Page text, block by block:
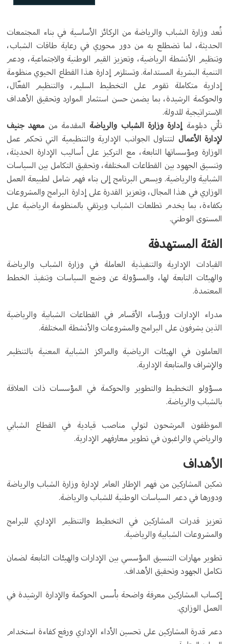
تُعد وزارة الشباب والرياضة من الركائز الأساسية في بناء المجتمعات
الحديثة، لما تضطلع به من دور محوري في رعاية طاقات الشباب،
وتنظيم الأنشطة الرياضية، وتعزيز القيم الوطنية والاجتماعية، ودعم
التنمية البشرية المستدامة. وتستلزم إدارة هذا القطاع الحيوي منظومة
إدارية متكاملة تقوم على التخطيط السليم، والتنظيم الفعّال،
والحوكمة الرشيدة، بما يضمن حسن استثمار الموارد وتحقيق الأهداف
الاستراتيجية للدولة.
تأتي دبلومةإدارة وزارة الشباب والرياضةالمقدمة من معهد جنيف
لإدارة الأعمال لتتناول الجوانب الإدارية والتنظيمية التي تحكم عمل
الوزارة ومؤسساتها التابعة، مع التركيز على أساليب الإدارة الحديثة،
وتنسيق الجهود بين القطاعات المختلفة، وتحقيق التكامل بين السياسات
الشبابية والرياضية. ويسعى البرنامج إلى بناء فهم شامل لطبيعة العمل
الوزاري في هذا المجال، وتعزيز القدرة على إدارة البرامج والمشروعات
بكفاءة، بما يخدم تطلعات الشباب ويرتقي بالمنظومة الرياضية على
المستوى الوطني.
الفئة المستهدفة
القيادات الإدارية والتنفيذية العاملة في وزارة الشباب والرياضة
والهيئات التابعة لها، والمسؤولة عن وضع السياسات وتنفيذ الخطط
المعتمدة.
مدراء الإدارات ورؤساء الأقسام في القطاعات الشبابية والرياضية
الذين يشرفون على البرامج والمشروعات والأنشطة المختلفة.
العاملون في الهيئات الرياضية والمراكز الشبابية المعنية بالتنظيم
والإشراف والمتابعة الإدارية.
مسؤولو التخطيط والتطوير والحوكمة في المؤسسات ذات العلاقة
بالشباب والرياضة.
الموظفون المرشحون لتولي مناصب قيادية في القطاع الشبابي
والرياضي والراغبون في تطوير معارفهم الإدارية.
الأهداف
تمكين المشاركين من فهم الإطار العام لإدارة وزارة الشباب والرياضة
ودورها في دعم السياسات الوطنية للشباب والرياضة.
تعزيز قدرات المشاركين في التخطيط والتنظيم الإداري للبرامج
والمشروعات الشبابية والرياضية.
تطوير مهارات التنسيق المؤسسي بين الإدارات والهيئات التابعة لضمان
تكامل الجهود وتحقيق الأهداف.
إكساب المشاركين معرفة واضحة بأسس الحوكمة والإدارة الرشيدة في
العمل الوزاري.
دعم قدرة المشاركين على تحسين الأداء الإداري ورفع كفاءة استخدام